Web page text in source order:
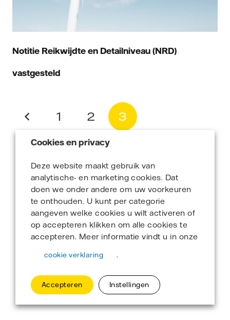
Notitie Reikwijdte en Detailniveau (NRD)
vastgesteld
1 2 3
Cookies en privacy
Deze website maakt gebruik van
analytische- en marketing cookies. Dat
doen we onder andere om uw voorkeuren
te onthouden. U kunt per categorie
aangeven welke cookies u wilt activeren of
op accepteren klikken om alle cookies te
accepteren. Meer informatie vindt u in onze
cookie verklaring .
Accepteren Instellingen